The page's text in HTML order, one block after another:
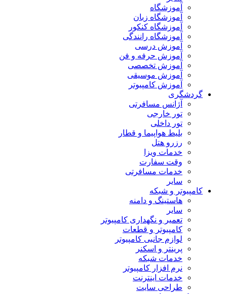
آموزشگاه
آموزشگاه زبان
آموزشگاه کنکور
آموزشگاه رانندگی
آموزش درسی
آموزش حرفه و فن
آموزش تخصصی
آموزش موسیقی
آموزش کامپیوتر
گردشگری
آژانس مسافرتی
تور خارجی
تور داخلی
بلیط هواپیما و قطار
رزرو هتل
خدمات ویزا
وقت سفارت
خدمات مسافرتی
سایر
کامپیوتر و شبکه
هاستینگ و دامنه
سایر
تعمیر و نگهداری کامپیوتر
کامپیوتر و قطعات
لوازم جانبی کامپیوتر
پرینتر و اسکنر
خدمات شبکه
نرم افزار کامپیوتر
خدمات اینترنت
طراحی سایت